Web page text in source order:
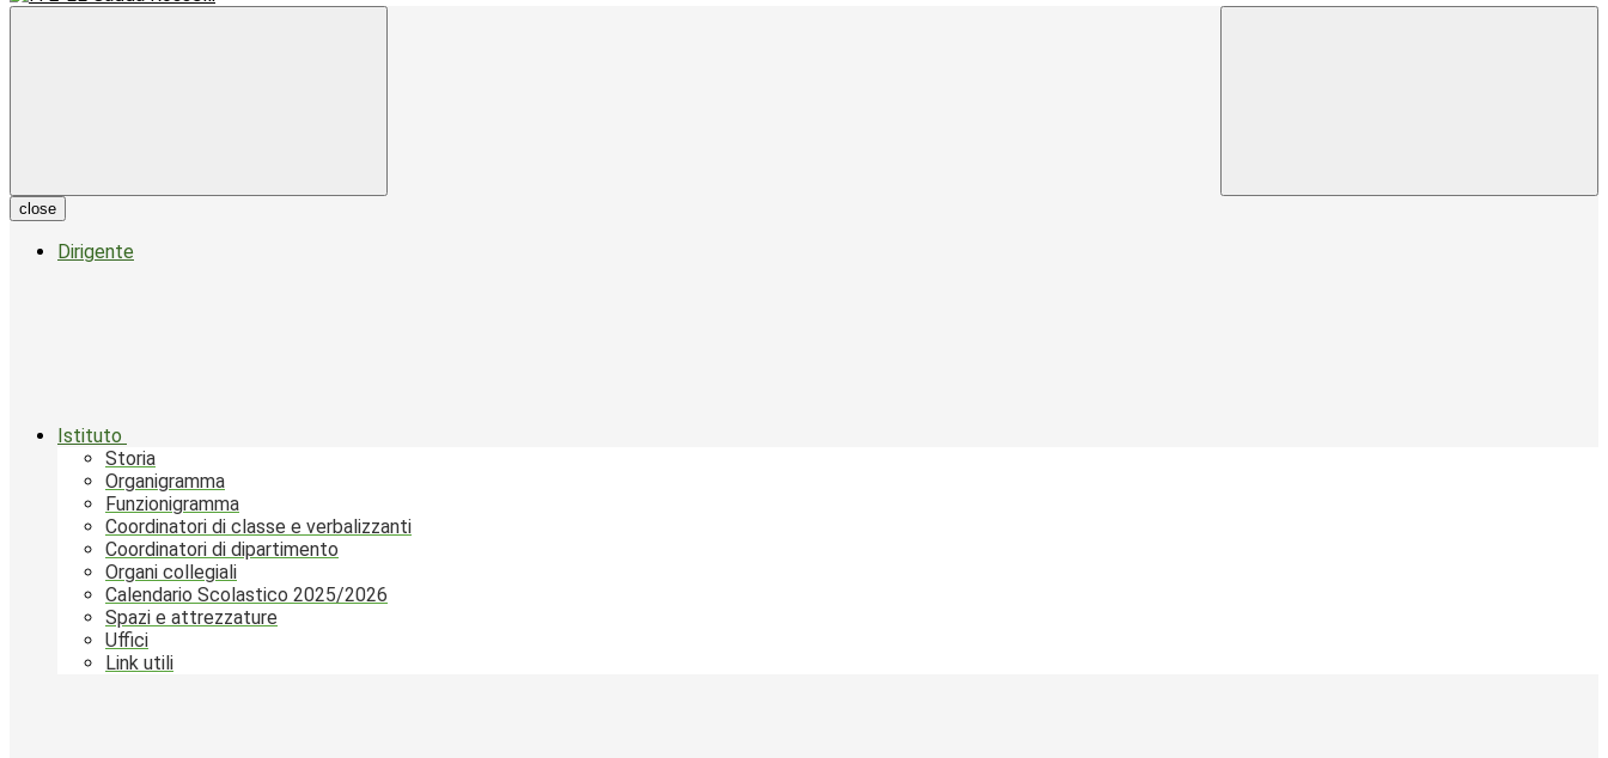
close
Dirigente
Istituto
Storia
Organigramma
Funzionigramma
Coordinatori di classe e verbalizzanti
Coordinatori di dipartimento
Organi collegiali
Calendario Scolastico 2025/2026
Spazi e attrezzature
Uffici
Link utili